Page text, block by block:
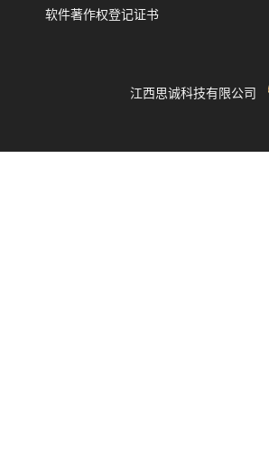
软件著作权登记证书
江西思诚科技有限公司